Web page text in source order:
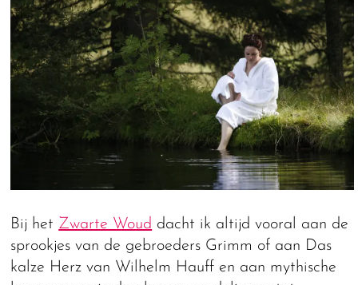
Bij het Zwarte Woud dacht ik altijd vooral aan de
sprookjes van de gebroeders Grimm of aan Das
kalze Herz van Wilhelm Hauff en aan mythische